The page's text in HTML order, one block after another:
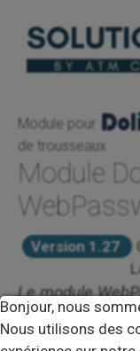
contenu
Module pour
de trousseaux
Module
Version 1.27
Le module
trousseaux de
Bonjour, nous
Nous utilisons des